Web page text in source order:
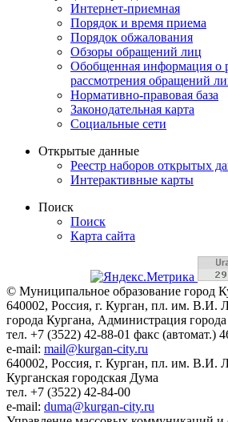
Интернет-приемная
Порядок и время приема
Порядок обжалования
Обзоры обращений лиц
Обобщенная информация о
рассмотрения обращений
Нормативно-правовая база
Законодательная карта
Социальные сети
Открытые данные
Реестр наборов открытых
Интерактивные карты
Поиск
Поиск
Карта сайта
© Муниципальное образование город
640002, Россия, г. Курган, пл. им. В.И.
города Кургана, Администрация
тел. +7 (3522) 42-88-01 факс (автомат.)
e-mail: mail@kurgan-city.ru
640002, Россия, г. Курган, пл. им. В.И.
Курганская городская Дума
тел. +7 (3522) 42-84-00
e-mail: duma@kurgan-city.ru